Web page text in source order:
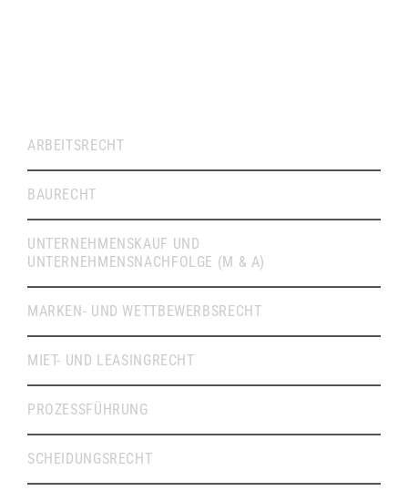
ARBEITSRECHT
BAURECHT
UNTERNEHMENSKAUF UND
UNTERNEHMENSNACHFOLGE (M & A)
MARKEN- UND WETTBEWERBSRECHT
MIET- UND LEASINGRECHT
PROZESSFÜHRUNG
SCHEIDUNGSRECHT